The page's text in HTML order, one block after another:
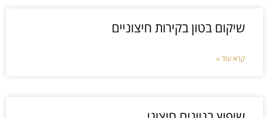
שיקום בטון בקירות חיצוניים
קרא עוד »